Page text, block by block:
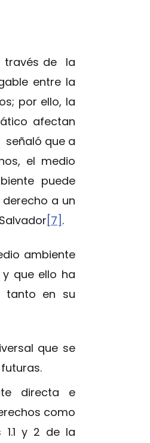
través de la
entre la
por ello, la
afectan
señaló que a
el medio
puede
a un
[7] .
ambiente
que ello ha
tanto en su
que se
directa e
como
y 2 de la